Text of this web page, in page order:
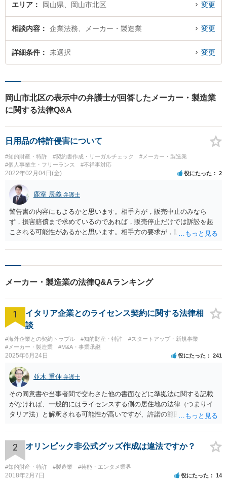
エリア 岡山県、岡山市北区 変更
相談内容 企業法務、メーカー・製造業 変更
詳細条件 未選択 変更
岡山市北区の表示中の弁護士が回答したメーカー・製造業
に関する法律Q&A
日用品の特許侵害について
#知的財産・特許 #契約書作成・リーガルチェック
#メーカー・製造業
#個人事業主・フリーランス
#不祥事対応
2022年02月04日(金) 役にたった 2
鹿室 辰義 弁護士
警告書の内容にもよるかと思います。相手方が，販売中止のみなら
ず，損害賠償まで求めているのであれば，販売停止だけでは訴訟を起
こされる可能性があるかと思います。相手方の要求が，販売停止だけ
ます。 訴訟回避についてですが，販売停止とその連絡以外にはないか
メーカー・製造業の法律Q&Aランキング
1
イタリア企業とのライセンス契約に関する法律相
談
#海外企業との契約トラブル #知的財産・特許
#スタートアップ・新規事業
#メーカー・製造業
#M&A・事業承継
2025年6月24日 役にたった 241
並木 重伸 弁護士
その同意書や当事者間で交わさた他の書面などに準拠法に関する記載
がなければ、一般的にはライセンスする側の居住地の法律（つまりイ
タリア法）と解釈される可能性が高いですが、許諾の範囲が日本国内
あります。 なお、仮に日本法になるとしても、新しい会社との間で契
約が有効かどうかは、ライセンスされた権利の種類（著作権、商標
権、特許権など）や契約の時期などを見て判断する必要があります。
いずれにせよ具体的事情が分からないと確定的な回答は難しいと思わ
れますので、弁護士に直接相談されることをお勧めします。
2 オリンピック非公式グッズ作成は違法ですか？
#知的財産・特許 #製造業 #芸能・エンタメ業界
2018年2月7日 役にたった 14